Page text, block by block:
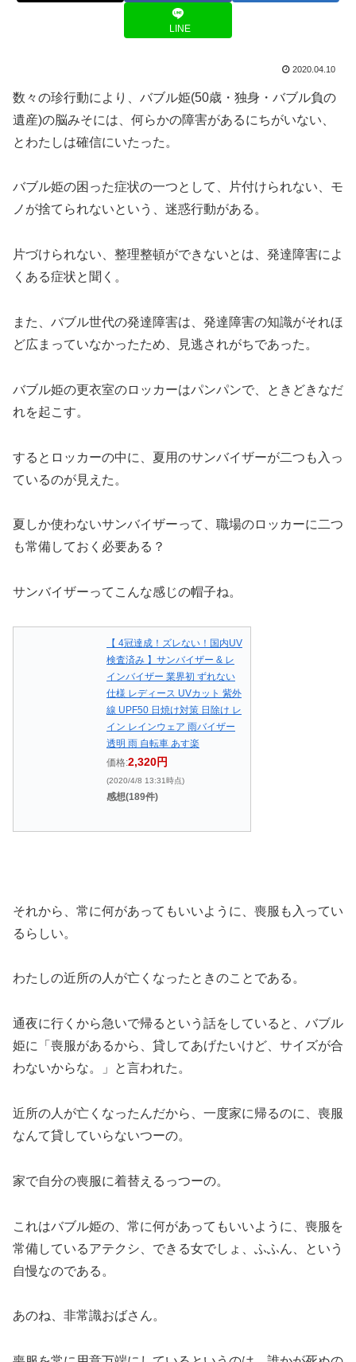
LINE
2020.04.10
数々の珍行動により、バブル姫(50歳・独身・バブル負の
遺産)の脳みそには、何らかの障害があるにちがいない、
とわたしは確信にいたった。
バブル姫の困った症状の一つとして、片付けられない、モ
ノが捨てられないという、迷惑行動がある。
片づけられない、整理整頓ができないとは、発達障害によ
くある症状と聞く。
また、バブル世代の発達障害は、発達障害の知識がそれほ
ど広まっていなかったため、見逃されがちであった。
バブル姫の更衣室のロッカーはパンパンで、ときどきなだ
れを起こす。
するとロッカーの中に、夏用のサンバイザーが二つも入っ
ているのが見えた。
夏しか使わないサンバイザーって、職場のロッカーに二つ
も常備しておく必要ある？
サンバイザーってこんな感じの帽子ね。
【 4冠達成！ズレない！国内UV
検査済み 】サンバイザー & レ
インバイザー 業界初 ずれない
仕様 レディース UVカット 紫外
線 UPF50 日焼け対策 日除け レ
イン レインウェア 雨バイザー
透明 雨 自転車 あす楽
価格:2,320円
(2020/4/8 13:31時点)
感想(189件)
それから、常に何があってもいいように、喪服も入ってい
るらしい。
わたしの近所の人が亡くなったときのことである。
通夜に行くから急いで帰るという話をしていると、バブル
姫に「喪服があるから、貸してあげたいけど、サイズが合
わないからな。」と言われた。
近所の人が亡くなったんだから、一度家に帰るのに、喪服
なんて貸していらないつーの。
家で自分の喪服に着替えるっつーの。
これはバブル姫の、常に何があってもいいように、喪服を
常備しているアテクシ、できる女でしょ、ふふん、という
自慢なのである。
あのね、非常識おばさん。